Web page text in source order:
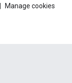
Manage cookies